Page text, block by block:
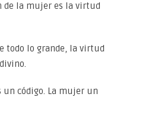
de la mujer es la virtud
todo lo grande, la virtud
un código. La mujer un